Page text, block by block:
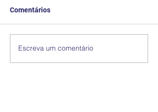
Comentários
Escreva um comentário